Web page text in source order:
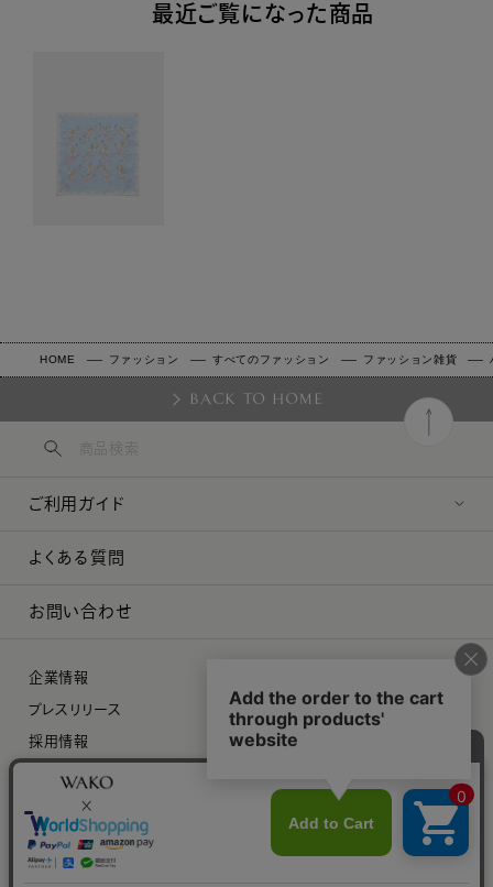
最近ご覧になった商品
HOME ファッション すべてのファッション ファッション雑貨
BACK TO HOME
ご利用ガイド
よくある質問
お問い合わせ
企業情報
プレスリリース
採用情報
特定商取引に関する法律に基づく表示
プライバシーポリシー